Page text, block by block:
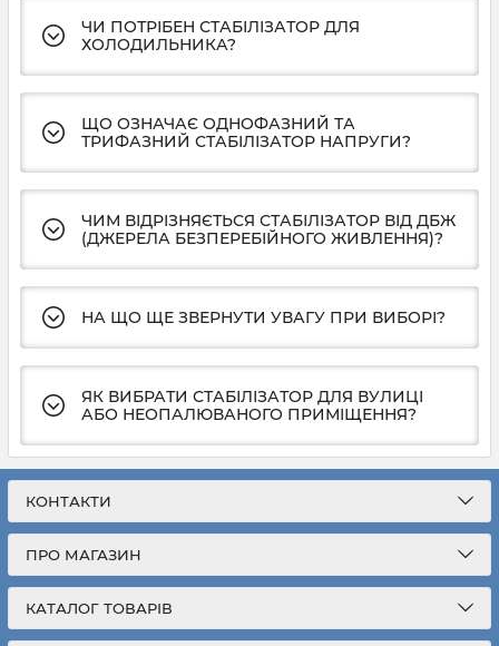
ЧИ ПОТРІБЕН СТАБІЛІЗАТОР ДЛЯ
ХОЛОДИЛЬНИКА?
ЩО ОЗНАЧАЄ ОДНОФАЗНИЙ ТА
ТРИФАЗНИЙ СТАБІЛІЗАТОР НАПРУГИ?
ЧИМ ВІДРІЗНЯЄТЬСЯ СТАБІЛІЗАТОР ВІД ДБЖ
(ДЖЕРЕЛА БЕЗПЕРЕБІЙНОГО ЖИВЛЕННЯ)?
НА ЩО ЩЕ ЗВЕРНУТИ УВАГУ ПРИ ВИБОРІ?
ЯК ВИБРАТИ СТАБІЛІЗАТОР ДЛЯ ВУЛИЦІ
АБО НЕОПАЛЮВАНОГО ПРИМІЩЕННЯ?
КОНТАКТИ
ПРО МАГАЗИН
КАТАЛОГ ТОВАРІВ